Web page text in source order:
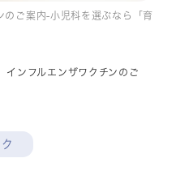
ご案内-小児科を選ぶなら「育
ンフルエンザワクチンのご